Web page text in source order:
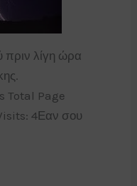
πριν λίγη ώρα
Total Page
4Εαν σου